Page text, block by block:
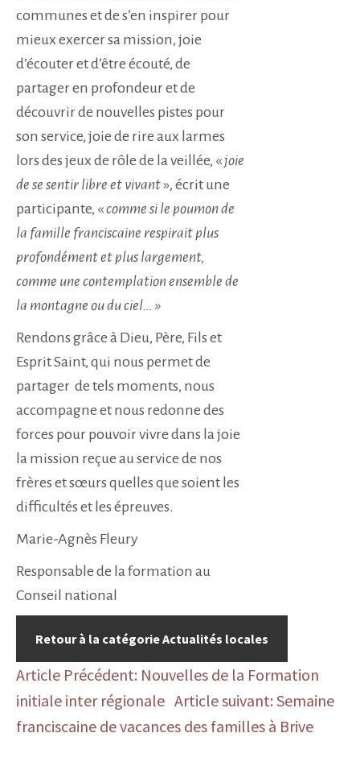
communes et de s’en inspirer pour
mieux exercer sa mission, joie
d’écouter et d’être écouté, de
partager en profondeur et de
découvrir de nouvelles pistes pour
son service, joie de rire aux larmes
lors des jeux de rôle de la veillée, «joie
de se sentir libre et vivant», écrit une
participante, «comme si le poumon de
la famille franciscaine respirait plus
profondément et plus largement,
comme une contemplation ensemble de
la montagne ou du ciel… »
Rendons grâce à Dieu, Père, Fils et
Esprit Saint, qui nous permet de
partager de tels moments, nous
accompagne et nous redonne des
forces pour pouvoir vivre dans la joie
la mission reçue au service de nos
frères et sœurs quelles que soient les
difficultés et les épreuves.
Marie-Agnès Fleury
Responsable de la formation au
Conseil national
Retour à la catégorie Actualités locales
Article Précédent: Nouvelles de la Formation
initiale inter régionale Article suivant: Semaine
franciscaine de vacances des familles à Brive